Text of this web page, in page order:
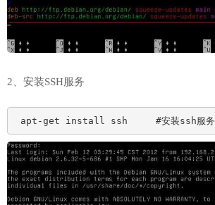
2、安装SSH服务
apt-get install ssh     #安装ssh服务